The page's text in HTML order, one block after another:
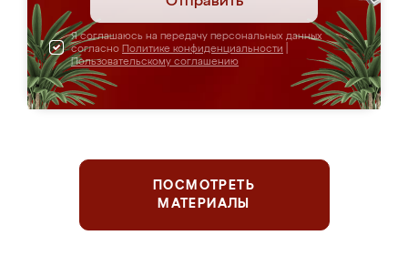
Я соглашаюсь на передачу персональных данных
согласно Политике конфиденциальности
Пользовательскому соглашению
ПОСМОТРЕТЬ
МАТЕРИАЛЫ